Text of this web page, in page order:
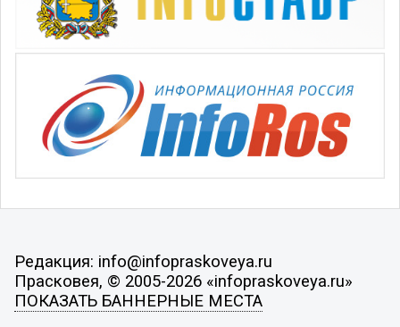
Редакция: info@infopraskoveya.ru
Прасковея, © 2005-2026 «infopraskoveya.ru»
ПОКАЗАТЬ БАННЕРНЫЕ МЕСТА